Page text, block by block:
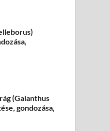
(Galanthus
gondozása,